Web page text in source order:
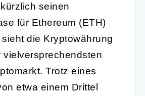
seinen
für Ethereum (ETH)
die Kryptowährung
vielversprechendsten
Trotz eines
etwa einem Drittel